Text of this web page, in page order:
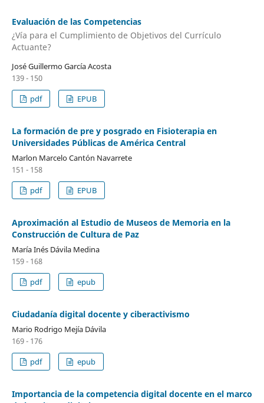
Evaluación de las Competencias
¿Vía para el Cumplimiento de Objetivos del Currículo
Actuante?
José Guillermo García Acosta
139 - 150
pdf
EPUB
La formación de pre y posgrado en Fisioterapia en
Universidades Públicas de América Central
Marlon Marcelo Cantón Navarrete
151 - 158
pdf
EPUB
Aproximación al Estudio de Museos de Memoria en la
Construcción de Cultura de Paz
María Inés Dávila Medina
159 - 168
pdf
epub
Ciudadanía digital docente y ciberactivismo
Mario Rodrigo Mejía Dávila
169 - 176
pdf
epub
Importancia de la competencia digital docente en el marco